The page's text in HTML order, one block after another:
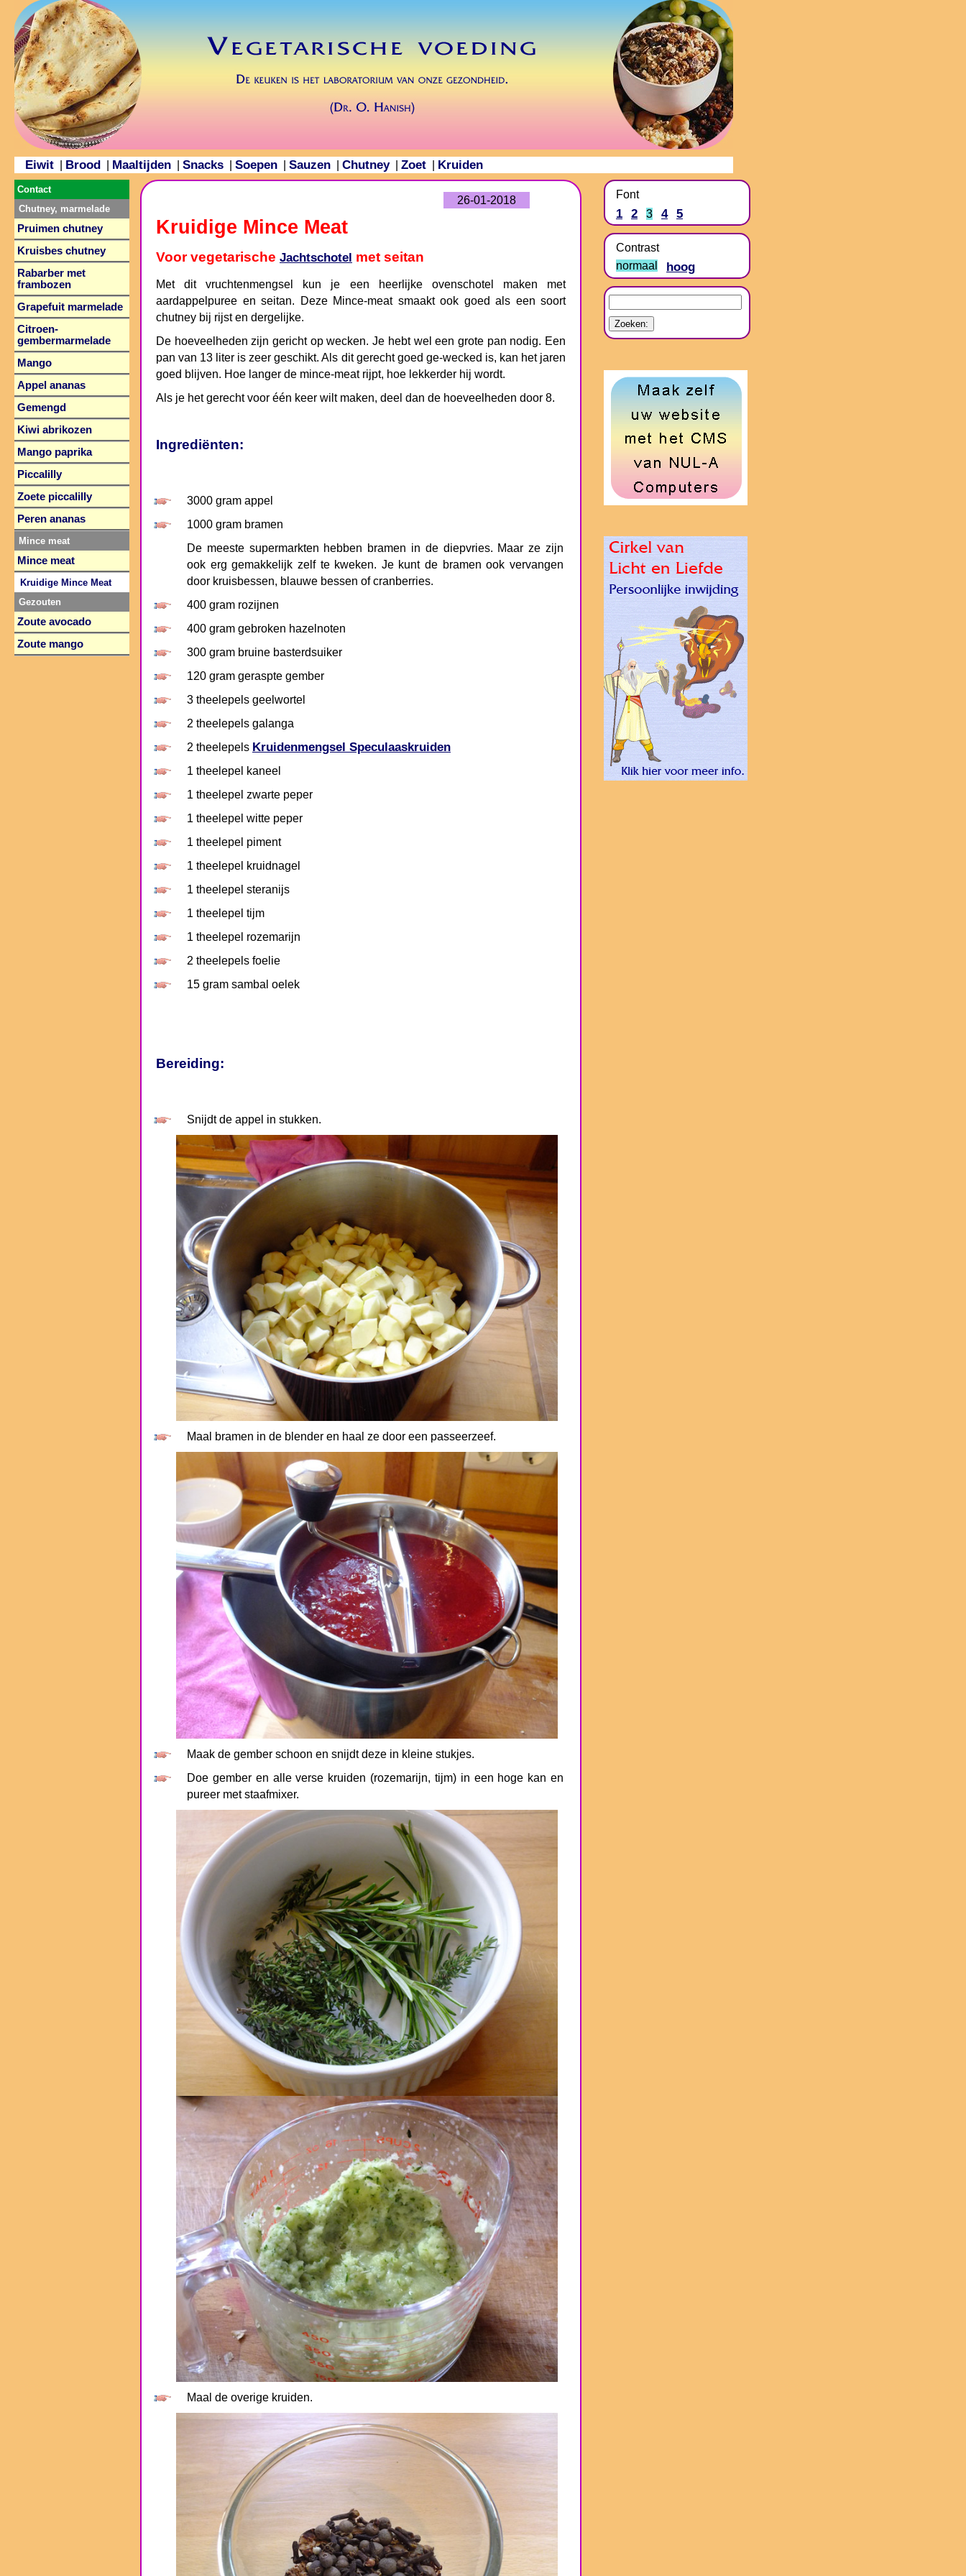
Eiwit Brood Maaltijden Snacks Soepen Sauzen Chutney| Zoet Kruiden
26-01-2018
Kruidige Mince Meat
Voor vegetarische Jachtschotel met seitan
Met dit vruchtenmengsel kun je een heerlijke ovenschotel maken met
aardappelpuree en seitan. Deze Mince-meat smaakt ook goed als een soort
chutney bij rijst en dergelijke.
De hoeveelheden zijn gericht op wecken. Je hebt wel een grote pan nodig. Een
pan van 13 liter is zeer geschikt. Als dit gerecht goed ge-wecked is, kan het jaren
goed blijven. Hoe langer de mince-meat rijpt, hoe lekkerder hij wordt.
Als je het gerecht voor één keer wilt maken, deel dan de hoeveelheden door 8.
Ingrediënten:
3000 gram appel
1000 gram bramen
De meeste supermarkten hebben bramen in de diepvries. Maar ze zijn
ook erg gemakkelijk zelf te kweken. Je kunt de bramen ook vervangen
door kruisbessen, blauwe bessen of cranberries.
400 gram rozijnen
400 gram gebroken hazelnoten
300 gram bruine basterdsuiker
120 gram geraspte gember
3 theelepels geelwortel
2 theelepels galanga
2 theelepels Kruidenmengsel Speculaaskruiden
1 theelepel kaneel
1 theelepel zwarte peper
1 theelepel witte peper
1 theelepel piment
1 theelepel kruidnagel
1 theelepel steranijs
1 theelepel tijm
1 theelepel rozemarijn
2 theelepels foelie
15 gram sambal oelek
Bereiding:
Snijdt de appel in stukken.
Maal bramen in de blender en haal ze door een passeerzeef.
Maak de gember schoon en snijdt deze in kleine stukjes.
Doe gember en alle verse kruiden (rozemarijn, tijm) in een hoge kan en
pureer met staafmixer.
Maal de overige kruiden.
Contact
Chutney, marmelade
Pruimen chutney
Kruisbes chutney
Rabarber met
frambozen
Grapefuit marmelade
Citroen-
gembermarmelade
Mango
Appel ananas
Gemengd
Kiwi abrikozen
Mango paprika
Piccalilly
Zoete piccalilly
Peren ananas
Mince meat
Mince meat
Kruidige Mince Meat
Gezouten
Zoute avocado
Zoute mango
Font
1 2 3 4 5
Contrast
normaal
hoog